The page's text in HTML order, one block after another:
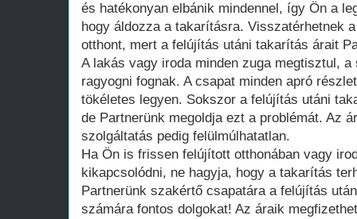
és hatékonyan elbánik mindennel, így Ön a
hogy áldozza a takarításra. Visszatérhetnek
otthont, mert a felújítás utáni takarítás árait
A lakás vagy iroda minden zuga megtisztul,
ragyogni fognak. A csapat minden apró
tökéletes legyen. Sokszor a felújítás utáni
de Partnerünk megoldja ezt a problémát. Az
szolgáltatás pedig felülmúlhatatlan.
Ha Ön is frissen felújított otthonában vagy
kikapcsolódni, ne hagyja, hogy a takarítás
Partnerünk szakértő csapatára a felújítás
számára fontos dolgokat! Az áraik